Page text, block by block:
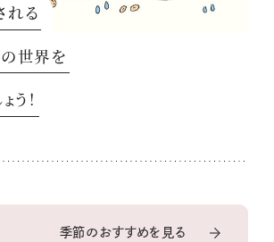
れる
の世界を
う！
季節のおすすめを見る